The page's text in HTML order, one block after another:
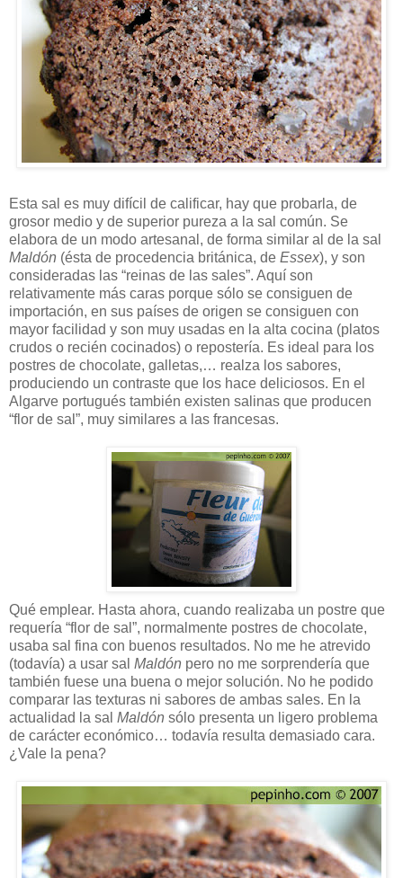
Esta sal es muy difícil de calificar, hay que probarla, de
grosor medio y de superior pureza a la sal común. Se
elabora de un modo artesanal, de forma similar al de la sal
Maldón (ésta de procedencia británica, de Essex), y son
consideradas las “reinas de las sales”. Aquí son
relativamente más caras porque sólo se consiguen de
importación, en sus países de origen se consiguen con
mayor facilidad y son muy usadas en la alta cocina (platos
crudos o recién cocinados) o repostería. Es ideal para los
postres de chocolate, galletas,… realza los sabores,
produciendo un contraste que los hace deliciosos. En el
Algarve portugués también existen salinas que producen
“flor de sal”, muy similares a las francesas.
Qué emplear. Hasta ahora, cuando realizaba un postre que
requería “flor de sal”, normalmente postres de chocolate,
usaba sal fina con buenos resultados. No me he atrevido
(todavía) a usar sal Maldón pero no me sorprendería que
también fuese una buena o mejor solución. No he podido
comparar las texturas ni sabores de ambas sales. En la
actualidad la sal Maldón sólo presenta un ligero problema
de carácter económico… todavía resulta demasiado cara.
¿Vale la pena?